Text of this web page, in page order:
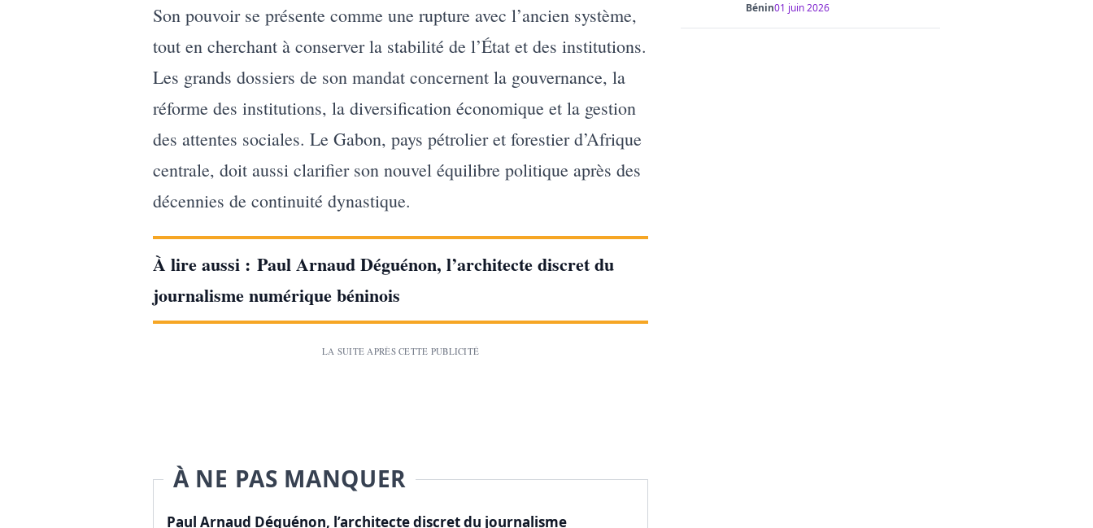
Son pouvoir se présente comme une rupture avec l’ancien système,
tout en cherchant à conserver la stabilité de l’État et des institutions.
Les grands dossiers de son mandat concernent la gouvernance, la
réforme des institutions, la diversification économique et la gestion
des attentes sociales. Le Gabon, pays pétrolier et forestier d’Afrique
centrale, doit aussi clarifier son nouvel équilibre politique après des
décennies de continuité dynastique.
À lire aussi : Paul Arnaud Déguénon, l’architecte discret du
journalisme numérique béninois
LA SUITE APRÈS CETTE PUBLICITÉ
À NE PAS MANQUER
Paul Arnaud Déguénon, l’architecte discret du journalisme
Bénin01 juin 2026